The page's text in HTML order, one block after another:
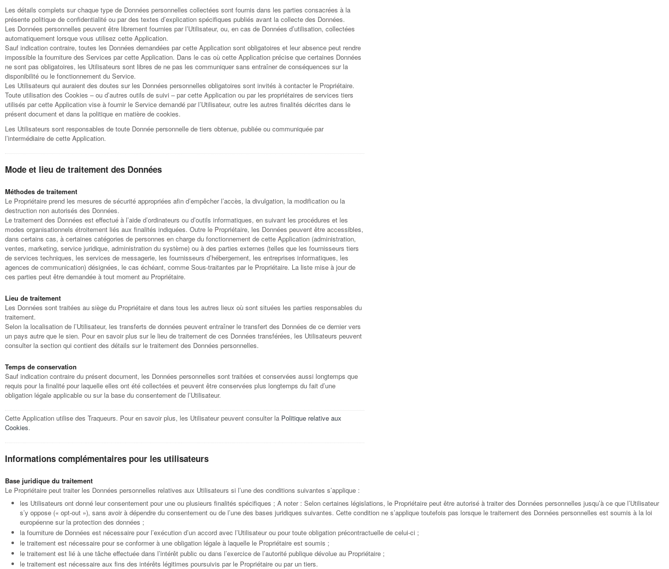
Les détails complets sur chaque type de Données personnelles collectées sont fournis dans les parties consacrées à la
présente politique de confidentialité ou par des textes d’explication spécifiques publiés avant la collecte des Données.
Les Données personnelles peuvent être librement fournies par l’Utilisateur, ou, en cas de Données d’utilisation, collectées
automatiquement lorsque vous utilisez cette Application.
Sauf indication contraire, toutes les Données demandées par cette Application sont obligatoires et leur absence peut rendre
impossible la fourniture des Services par cette Application. Dans le cas où cette Application précise que certaines Données
ne sont pas obligatoires, les Utilisateurs sont libres de ne pas les communiquer sans entraîner de conséquences sur la
disponibilité ou le fonctionnement du Service.
Les Utilisateurs qui auraient des doutes sur les Données personnelles obligatoires sont invités à contacter le Propriétaire.
Toute utilisation des Cookies – ou d’autres outils de suivi – par cette Application ou par les propriétaires de services tiers
utilisés par cette Application vise à fournir le Service demandé par l’Utilisateur, outre les autres finalités décrites dans le
présent document et dans la politique en matière de cookies.
Les Utilisateurs sont responsables de toute Donnée personnelle de tiers obtenue, publiée ou communiquée par
l’intermédiaire de cette Application.
Mode et lieu de traitement des Données
Méthodes de traitement
Le Propriétaire prend les mesures de sécurité appropriées afin d’empêcher l’accès, la divulgation, la modification ou la
destruction non autorisés des Données.
Le traitement des Données est effectué à l’aide d’ordinateurs ou d’outils informatiques, en suivant les procédures et les
modes organisationnels étroitement liés aux finalités indiquées. Outre le Propriétaire, les Données peuvent être accessibles,
dans certains cas, à certaines catégories de personnes en charge du fonctionnement de cette Application (administration,
ventes, marketing, service juridique, administration du système) ou à des parties externes (telles que les fournisseurs tiers
de services techniques, les services de messagerie, les fournisseurs d’hébergement, les entreprises informatiques, les
agences de communication) désignées, le cas échéant, comme Sous-traitantes par le Propriétaire. La liste mise à jour de
ces parties peut être demandée à tout moment au Propriétaire.
Lieu de traitement
Les Données sont traitées au siège du Propriétaire et dans tous les autres lieux où sont situées les parties responsables du
traitement.
Selon la localisation de l’Utilisateur, les transferts de données peuvent entraîner le transfert des Données de ce dernier vers
un pays autre que le sien. Pour en savoir plus sur le lieu de traitement de ces Données transférées, les Utilisateurs peuvent
consulter la section qui contient des détails sur le traitement des Données personnelles.
Temps de conservation
Sauf indication contraire du présent document, les Données personnelles sont traitées et conservées aussi longtemps que
requis pour la finalité pour laquelle elles ont été collectées et peuvent être conservées plus longtemps du fait d’une
obligation légale applicable ou sur la base du consentement de l’Utilisateur.
Cette Application utilise des Traqueurs. Pour en savoir plus, les Utilisateur peuvent consulter la Politique relative aux
Cookies.
Informations complémentaires pour les utilisateurs
Base juridique du traitement
Le Propriétaire peut traiter les Données personnelles relatives aux Utilisateurs si l’une des conditions suivantes s’applique :
les Utilisateurs ont donné leur consentement pour une ou plusieurs finalités spécifiques ; A noter : Selon certaines législations, le Propriétaire peut être autorisé à traiter des Données personnelles jusqu’à ce que l’Utilisateur
s’y oppose (« opt-out »), sans avoir à dépendre du consentement ou de l’une des bases juridiques suivantes. Cette condition ne s’applique toutefois pas lorsque le traitement des Données personnelles est soumis à la loi
européenne sur la protection des données ;
la fourniture de Données est nécessaire pour l’exécution d’un accord avec l’Utilisateur ou pour toute obligation précontractuelle de celui-ci ;
le traitement est nécessaire pour se conformer à une obligation légale à laquelle le Propriétaire est soumis ;
le traitement est lié à une tâche effectuée dans l’intérêt public ou dans l’exercice de l’autorité publique dévolue au Propriétaire ;
le traitement est nécessaire aux fins des intérêts légitimes poursuivis par le Propriétaire ou par un tiers.